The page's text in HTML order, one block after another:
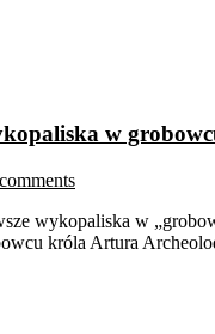
w
wykopaliska w
króla Artura